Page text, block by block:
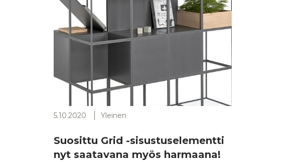
5.10.2020 Yleinen
Suosittu Grid -sisustuselementti
nyt saatavana myös harmaana!